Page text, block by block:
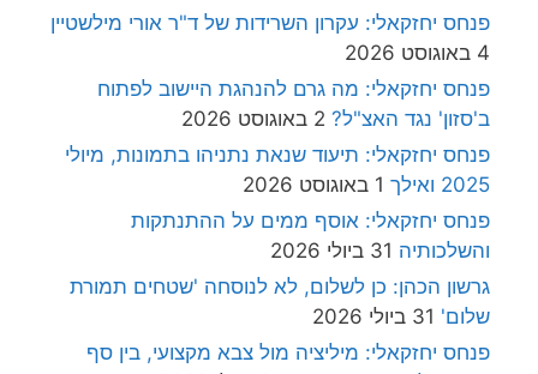
פנחס יחזקאלי: עקרון השרידות של ד"ר אורי מילשטיין
4 באוגוסט 2026
פנחס יחזקאלי: מה גרם להנהגת היישוב לפתוח
ב'סזון' נגד האצ"ל? 2 באוגוסט 2026
פנחס יחזקאלי: תיעוד שנאת נתניהו בתמונות, מיולי
2025 ואילך
1 באוגוסט 2026
פנחס יחזקאלי: אוסף ממים על ההתנתקות
והשלכותיה 31 ביולי 2026
גרשון הכהן: כן לשלום, לא לנוסחה 'שטחים תמורת
שלום' 31 ביולי 2026
פנחס יחזקאלי: מיליציה מול צבא מקצועי, בין סף